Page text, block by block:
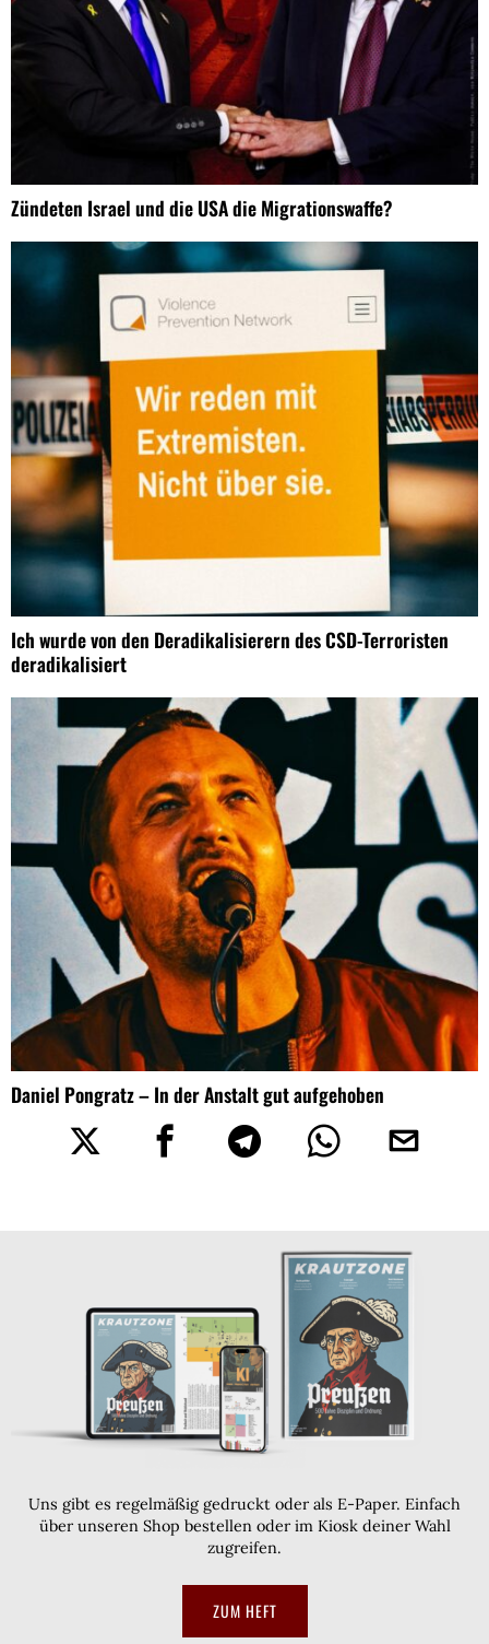
Zündeten Israel und die USA die Migrationswaffe?
Ich wurde von den Deradikalisierern des CSD-Terroristen
deradikalisiert
Daniel Pongratz – In der Anstalt gut aufgehoben
Uns gibt es regelmäßig gedruckt oder als E-Paper. Einfach
über unseren Shop bestellen oder im Kiosk deiner Wahl
zugreifen.
ZUM HEFT